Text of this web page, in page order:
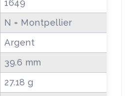
1649
N = Montpellier
Argent
39.6 mm
27.18 g